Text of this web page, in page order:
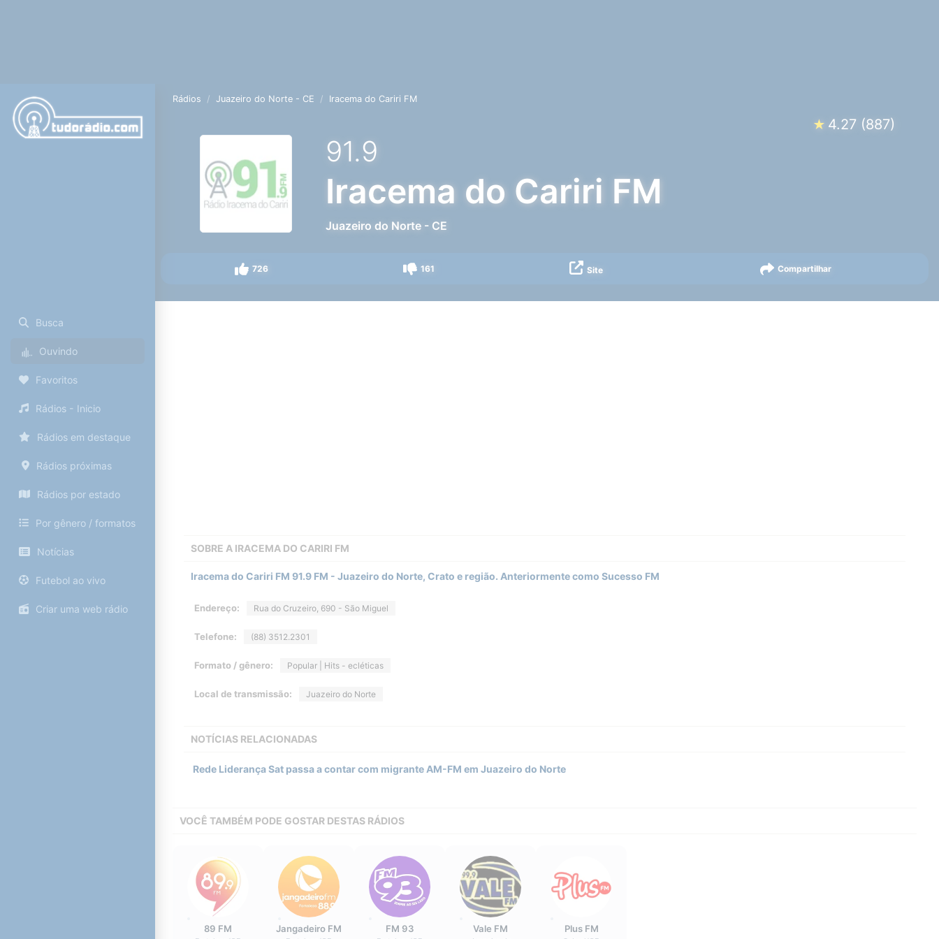
Busca
Ouvindo
Favoritos
Rádios - Inicio
Rádios em destaque
Rádios próximas
Rádios por estado
Por gênero / formatos
Notícias
Futebol ao vivo
Criar uma web rádio
Rádios Juazeiro do Norte - CE Iracema do Cariri FM
★ 4.27 (887)
91.9
Iracema do Cariri FM
Juazeiro do Norte - CE
726 161 Site Compartilhar
SOBRE A IRACEMA DO CARIRI FM
Iracema do Cariri FM 91.9 FM - Juazeiro do Norte, Crato e região. Anteriormente como Sucesso FM
Endereço: Rua do Cruzeiro, 690 - São Miguel
Telefone: (88) 3512.2301
Formato / gênero: Popular | Hits - ecléticas
Local de transmissão: Juazeiro do Norte
NOTÍCIAS RELACIONADAS
Rede Liderança Sat passa a contar com migrante AM-FM em Juazeiro do Norte
VOCÊ TAMBÉM PODE GOSTAR DESTAS RÁDIOS
89 FM Jangadeiro FM FM 93 Vale FM Plus FM